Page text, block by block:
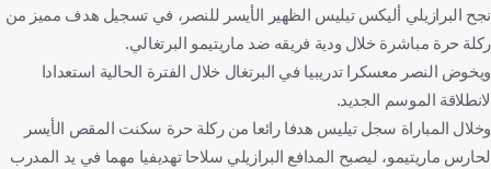
كريستيانو رونالدو
أليكس تيليس البرازيل كرة قدم
نجح البرازيلي أليكس تيليس الظهير الأيسر للنصر، في تسجيل هدف مميز من
ركلة حرة مباشرة خلال ودية فريقه ضد ماريتيمو البرتغالي.
ويخوض النصر معسكرا تدريبيا في البرتغال خلال الفترة الحالية استعدادا
لانطلاقة الموسم الجديد.
وخلال المباراة سجل تيليس هدفا رائعا من ركلة حرة سكنت المقص الأيسر
لحارس ماريتيمو، ليصبح المدافع البرازيلي سلاحا تهديفيا مهما في يد المدرب